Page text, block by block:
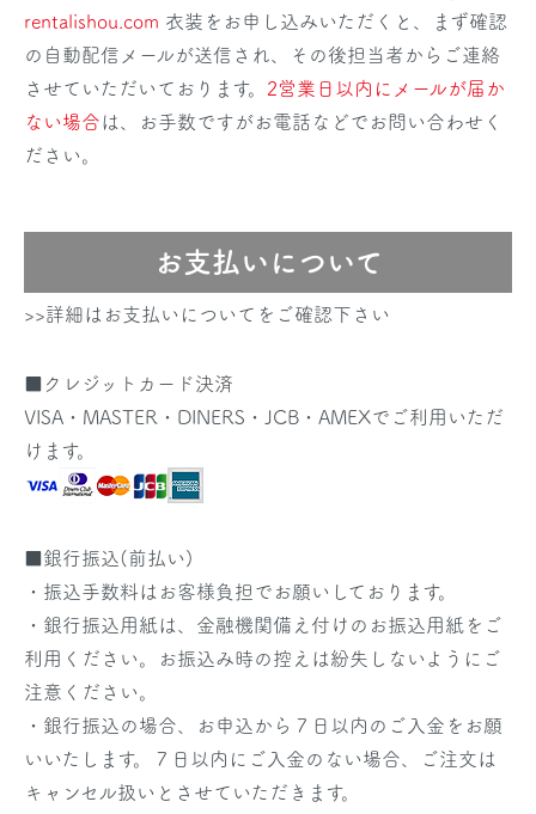
rentalishou.com 衣装をお申し込みいただくと、まず確認
の自動配信メールが送信され、その後担当者からご連絡
させていただいております。 2営業日以内にメールが届か
ない場合は、お手数ですがお電話などでお問い合わせく
ださい。
お支払いについて
>>詳細はお支払いについてをご確認下さい
■クレジットカード決済
VISA・MASTER・DINERS・JCB・AMEXでご利用いただ
けます。
■銀行振込(前払い)
・振込手数料はお客様負担でお願いしております。
・銀行振込用紙は、金融機関備え付けのお振込用紙をご
利用ください。お振込み時の控えは紛失しないようにご
注意ください。
・銀行振込の場合、お申込から７日以内のご入金をお願
いいたします。７日以内にご入金のない場合、ご注文は
キャンセル扱いとさせていただきます。